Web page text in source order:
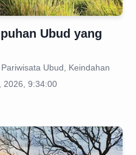
Ubud yang
Ubud, Keindahan
2026, 9:34:00